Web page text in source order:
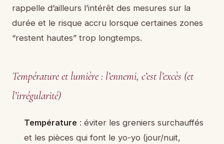
rappelle d’ailleurs l’intérêt des mesures sur la
durée et le risque accru lorsque certaines zones
“restent hautes” trop longtemps.
Température et lumière : l’ennemi, c’est l’excès (et
l’irrégularité)
Température: éviter les greniers surchauffés
et les pièces qui font le yo-yo (jour/nuit,